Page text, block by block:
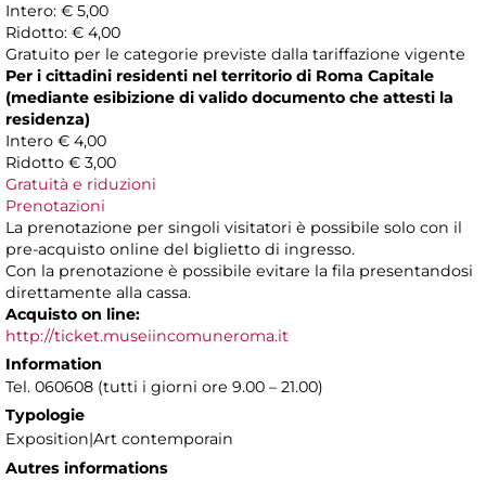
Intero: € 5,00
Ridotto: € 4,00
Gratuito per le categorie previste dalla tariffazione vigente
Per i cittadini residenti nel territorio di Roma Capitale
(mediante esibizione di valido documento che attesti la
residenza)
Intero € 4,00
Ridotto € 3,00
Gratuità e riduzioni
Prenotazioni
La prenotazione per singoli visitatori è possibile solo con il
pre-acquisto online del biglietto di ingresso.
Con la prenotazione è possibile evitare la fila presentandosi
direttamente alla cassa.
Acquisto on line:
http://ticket.museiincomuneroma.it
Information
Tel. 060608 (tutti i giorni ore 9.00 – 21.00)
Typologie
Exposition|Art contemporain
Autres informations